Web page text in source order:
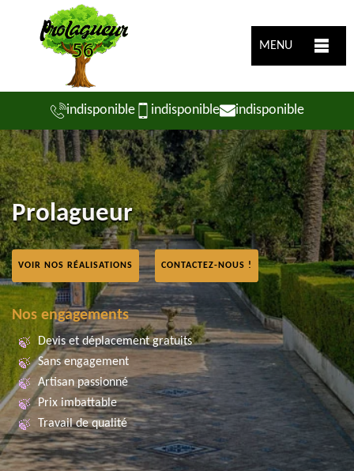
MENU
indisponible indisponible indisponible
Prolagueur
VOIR NOS RÉALISATIONS CONTACTEZ-NOUS !
Nos engagements
Devis et déplacement gratuits
Sans engagement
Artisan passionné
Prix imbattable
Travail de qualité